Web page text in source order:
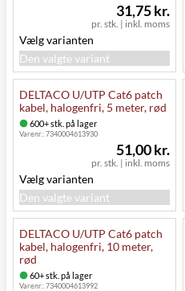
pr. stk. | inkl. moms
31,75 kr.
Vælg varianten
Den valgte variant
DELTACO U/UTP Cat6 patch
kabel, halogenfri, 5 meter, rød
600+ stk. på lager
Varenr.:7340004613930
pr. stk. | inkl. moms
51,00 kr.
Vælg varianten
Den valgte variant
DELTACO U/UTP Cat6 patch
kabel, halogenfri, 10 meter,
rød
60+ stk. på lager
Varenr.:7340004613992